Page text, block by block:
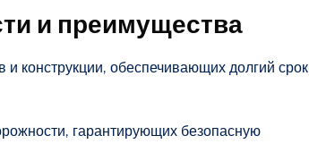
и преимущества
и конструкции, обеспечивающих долгий срок
гарантирующих безопасную